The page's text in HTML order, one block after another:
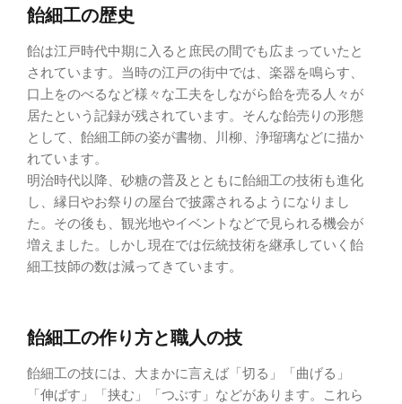
飴細工の歴史
飴は江戸時代中期に入ると庶民の間でも広まっていたと
されています。当時の江戸の街中では、楽器を鳴らす、
口上をのべるなど様々な工夫をしながら飴を売る人々が
居たという記録が残されています。そんな飴売りの形態
として、飴細工師の姿が書物、川柳、浄瑠璃などに描か
れています。
明治時代以降、砂糖の普及とともに飴細工の技術も進化
し、縁日やお祭りの屋台で披露されるようになりまし
た。その後も、観光地やイベントなどで見られる機会が
増えました。しかし現在では伝統技術を継承していく飴
細工技師の数は減ってきています。
飴細工の作り方と職人の技
飴細工の技には、大まかに言えば「切る」「曲げる」
「伸ばす」「挟む」「つぶす」などがあります。これら